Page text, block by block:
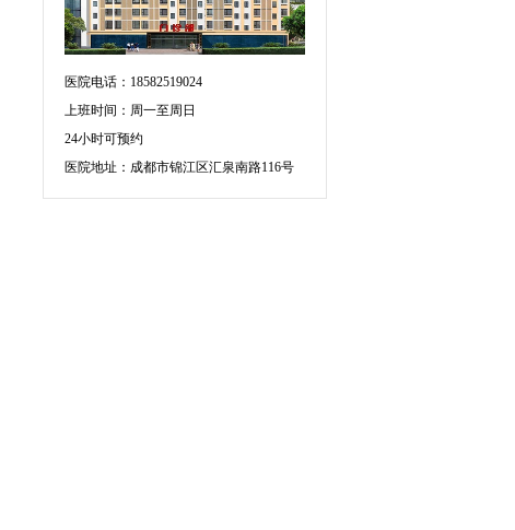
医院电话：18582519024
上班时间：周一至周日
24小时可预约
医院地址：成都市锦江区汇泉南路116号